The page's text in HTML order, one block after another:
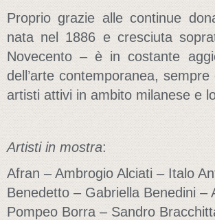
Proprio grazie alle continue
nata nel 1886 e cresciuta
Novecento – è in costante
dell’arte contemporanea,
artisti attivi in ambito milanese e
Artisti in mostra:
Afran – Ambrogio Alciati – Italo
Benedetto – Gabriella Benedini –
Pompeo Borra – Sandro